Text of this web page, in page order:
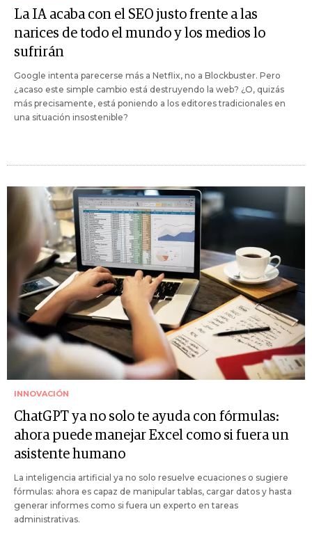
La IA acaba con el SEO justo frente a las
narices de todo el mundo y los medios lo
sufrirán
Google intenta parecerse más a Netflix, no a Blockbuster. Pero
¿acaso este simple cambio está destruyendo la web? ¿O, quizás
más precisamente, está poniendo a los editores tradicionales en
una situación insostenible?
INNOVACIÓN
ChatGPT ya no solo te ayuda con fórmulas:
ahora puede manejar Excel como si fuera un
asistente humano
La inteligencia artificial ya no solo resuelve ecuaciones o sugiere
fórmulas: ahora es capaz de manipular tablas, cargar datos y hasta
generar informes como si fuera un experto en tareas
administrativas.